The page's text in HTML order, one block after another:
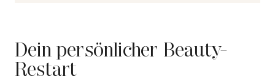
Dein persönlicher Beauty-
Restart